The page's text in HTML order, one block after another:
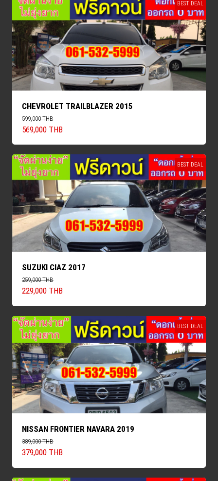
BEST DEAL
CHEVROLET TRAILBLAZER 2015
599,000 THB
569,000 THB
BEST DEAL
SUZUKI CIAZ 2017
259,000 THB
229,000 THB
BEST DEAL
NISSAN FRONTIER NAVARA 2019
389,000 THB
379,000 THB